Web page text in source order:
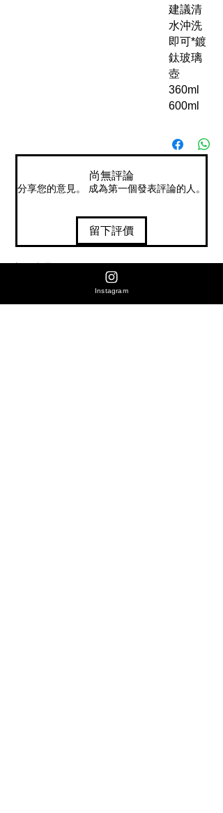
建議清
水沖洗
即可*鍍
鈦玻璃
壺
360ml
600ml
尚無評論
分享您的意見。 成為第一個發表評論的人。
留下評價
The Hub × HiSeeker｜MY Liberica CSS N20 厢
氧日晒 浅烘 50g｜鱳蝶蜜·西梅乾·可可碎仁
Instagram